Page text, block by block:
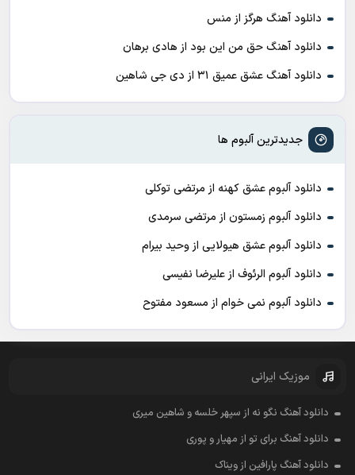
دانلود آهنگ هرگز از منس
دانلود آهنگ حق من این بود از هادی برهان
دانلود آهنگ عشق عمیق ۳۱ از دی جی شاهین
جدیدترین آلبوم ها
دانلود آلبوم عشق کهنه از مرتضی توکلی
دانلود آلبوم زمستون از مرتضی سرمدی
دانلود آلبوم عشق هیولایی از وحید بیرام
دانلود آلبوم الرئوف از علیرضا نفیسی
دانلود آلبوم نمی خوام از مسعود مفتوح
موزیک ایرانی
دانلود آهنگ نگو نه از سپهر خلسه و شاهین میری
دانلود آهنگ برای تو از مهیار و پوری
دانلود آهنگ پارافین از ویناک